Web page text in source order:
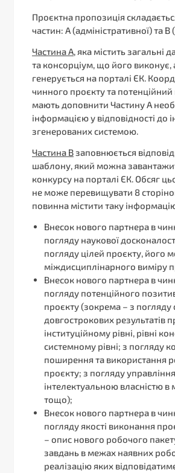
Проєктна пропозиція
частин: А (адміністративної) та В
Частина А, яка містить загальні
та консорціум, що його виконує,
генерується на порталі ЄК.
чинного проєкту та
мають доповнити Частину А
інформацією у відповідності до
згенерованих системою.
Частина В заповнюється
шаблону, який можна
конкурсу на порталі ЄК. Обсяг
не може перевищувати 8
повинна містити таку
Внесок нового партнера в
погляду наукової
погляду цілей проєкту, його
міждисциплінарного виміру
Внесок нового партнера в
погляду потенційного
проєкту (зокрема – з погляду
довгострокових результатів
інституційному рівні, рівні
системному рівні; з погляду
поширення та використання
проєкту; з погляду управління
інтелектуальною власністю
тощо);
Внесок нового партнера в
погляду якості виконання
– опис нового робочого
завдань в межах наявних
реалізацію яких